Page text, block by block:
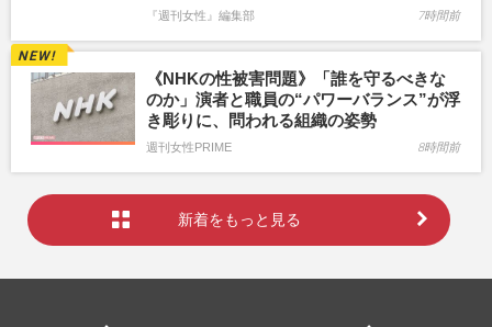
『週刊女性』編集部 7時間前
《NHKの性被害問題》「誰を守るべきな
のか」演者と職員の“パワーバランス”が浮
き彫りに、問われる組織の姿勢
週刊女性PRIME 8時間前
新着をもっと見る